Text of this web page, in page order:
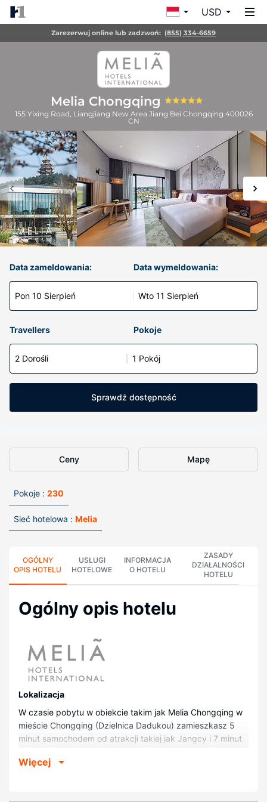
USD
Zarezerwuj online lub zadzwoń: (855) 334-6659
Melia Chongqing
155 Yixing Road, Liangjiang New Area Jiang Bei Chongqing 400026
CN
Data zameldowania:
Pon 10 Sierpień
Data wymeldowania:
Wto 11 Sierpień
Travellers Pokoje
2 Dorośli 1 Pokój
Sprawdź dostępność
Ceny Mapę
Pokoje : 230
Sieć hotelowa : Melia
OGÓLNY
OPIS HOTELU
USŁUGI
HOTELOWE
INFORMACJA
O HOTELU
ZASADY
DZIAŁALNOŚCI
HOTELU
Ogólny opis hotelu
Lokalizacja
W czasie pobytu w obiekcie takim jak Melia Chongqing w
mieście Chongqing (Dzielnica Dadukou) zamieszkasz 5
minut samochodem od atrakcji takiej jak Jangcy i 7 minut
Chongqing. Hotel (w stylu luksusowym) znajduje się 36 km
Więcej